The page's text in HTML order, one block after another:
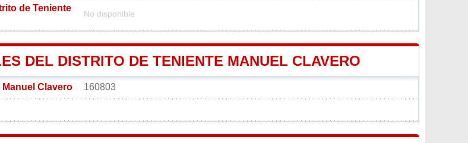
de Teniente
No disponible
DEL DISTRITO DE TENIENTE MANUEL CLAVERO
Clavero 160803